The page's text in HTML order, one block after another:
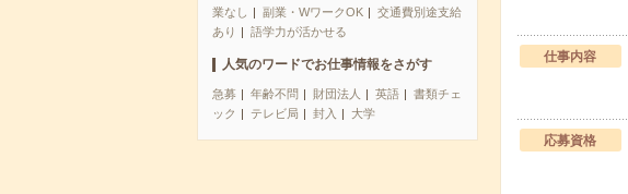
業なし
副業・WワークOK
交通費別途支給
あり
語学力が活かせる
人気のワードでお仕事情報をさがす
急募 年齢不問 財団法人 英語
書類チェ
ック
テレビ局 封入 大学
仕事内容
応募資格